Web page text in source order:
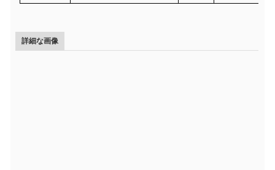
詳細な画像